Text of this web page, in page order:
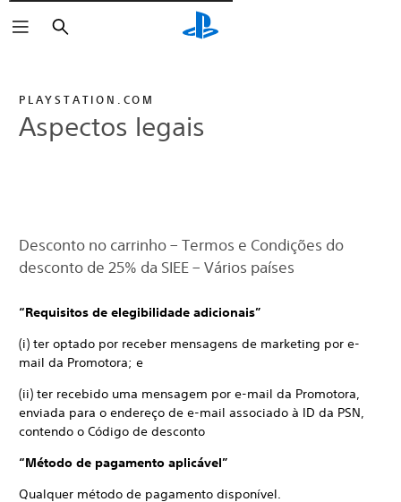
Pesquisar
PLAYSTATION.COM
Aspectos legais
Desconto no carrinho – Termos e Condições do
desconto de 25% da SIEE – Vários países
“Requisitos de elegibilidade adicionais”
(i) ter optado por receber mensagens de marketing por e-
mail da Promotora; e
(ii) ter recebido uma mensagem por e-mail da Promotora,
enviada para o endereço de e-mail associado à ID da PSN,
contendo o Código de desconto
“Método de pagamento aplicável”
Qualquer método de pagamento disponível.